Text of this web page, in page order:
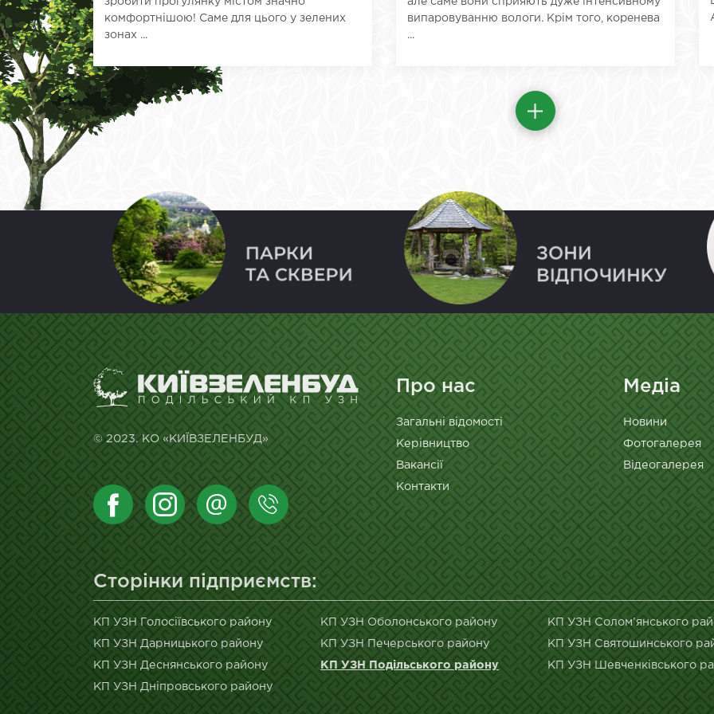
комфортнішою! Саме для цього у зелених
зонах ...
випаровуванню вологи. Крім того, коренева
...
© 2023. КО «КИЇВЗЕЛЕНБУД»
Про нас
Загальні відомості
Керівництво
Вакансії
Контакти
Медіа
Новини
Фотогалерея
Відеогалерея
Сторінки підприємств:
КП УЗН Голосіївського району
КП УЗН Дарницького району
КП УЗН Деснянського району
КП УЗН Дніпровського району
КП УЗН Оболонського району
КП УЗН Печерського району
КП УЗН Подільського району
КП УЗН Солом’янського
КП УЗН Святошинського
КП УЗН Шевченківського